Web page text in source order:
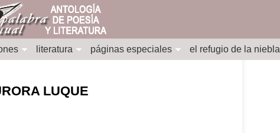
literatura páginas especiales el refugio de la niebla
LUQUE